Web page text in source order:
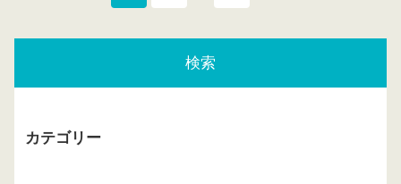
検索
カテゴリー